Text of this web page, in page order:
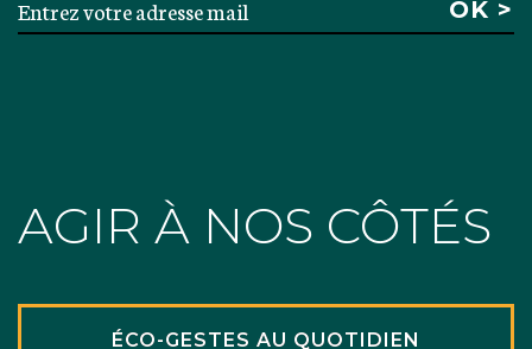
AGIR À NOS CÔTÉS
ÉCO-GESTES AU QUOTIDIEN